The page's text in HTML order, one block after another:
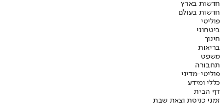
חדשות בארץ
חדשות בעולם
פוליטי
ביטחוני
חינוך
בריאות
משפט
תחבורה
פוליטי-מדיני
כללי ומידע
דף הבית
זמני כניסת וצאת שבת